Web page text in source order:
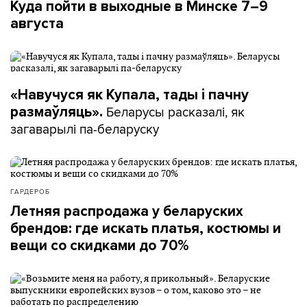
Куда пойти в выходные в Минске 7–9
августа
«Навучуся як Купала, тады і пачну
размаўляць». Беларусы расказалі, як
загаварылі па-беларуску
ГАРДЕРОБ
Летняя распродажа у беларуских
брендов: где искать платья, костюмы и
вещи со скидками до 70%